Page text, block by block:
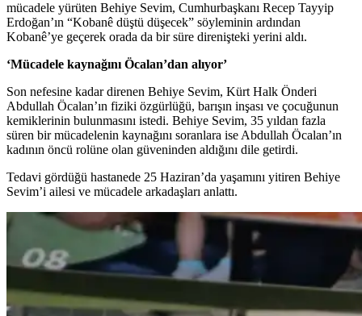
mücadele yürüten Behiye Sevim, Cumhurbaşkanı Recep Tayyip
Erdoğan’ın “Kobanê düştü düşecek” söyleminin ardından
Kobanê’ye geçerek orada da bir süre direnişteki yerini aldı.
‘Mücadele kaynağını Öcalan’dan alıyor’
Son nefesine kadar direnen Behiye Sevim, Kürt Halk Önderi
Abdullah Öcalan’ın fiziki özgürlüğü, barışın inşası ve çocuğunun
kemiklerinin bulunmasını istedi. Behiye Sevim, 35 yıldan fazla
süren bir mücadelenin kaynağını soranlara ise Abdullah Öcalan’ın
kadının öncü rolüne olan güveninden aldığını dile getirdi.
Tedavi gördüğü hastanede 25 Haziran’da yaşamını yitiren Behiye
Sevim’i ailesi ve mücadele arkadaşları anlattı.